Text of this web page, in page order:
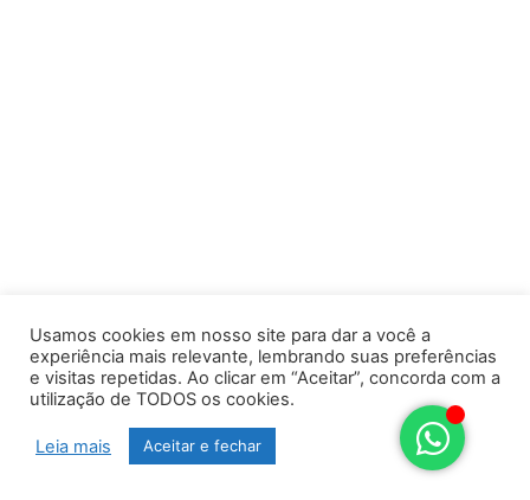
Usamos cookies em nosso site para dar a você a
experiência mais relevante, lembrando suas preferências
e visitas repetidas. Ao clicar em “Aceitar”, concorda com a
utilização de TODOS os cookies.
Leia mais Aceitar e fechar